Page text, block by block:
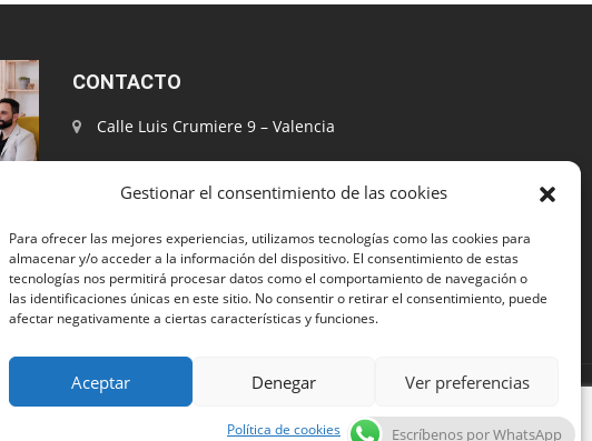
Gestionar el consentimiento de las cookies
Para ofrecer las mejores experiencias, utilizamos tecnologías como las cookies para
almacenar y/o acceder a la información del dispositivo. El consentimiento de estas
tecnologías nos permitirá procesar datos como el comportamiento de navegación o
las identificaciones únicas en este sitio. No consentir o retirar el consentimiento, puede
afectar negativamente a ciertas características y funciones.
Aceptar Denegar Ver preferencias
Política de cookies
CONTACTO
Calle Luis Crumiere 9 – Valencia
Lunes–Viernes: 09:00 – 20:00
Sábados: 09:00 – 14:00
Copyright ®Javiercolomina.com | Todos los Derechos Reservados
Escríbenos por WhatsApp